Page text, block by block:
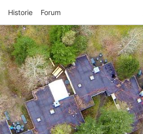
Historie Forum